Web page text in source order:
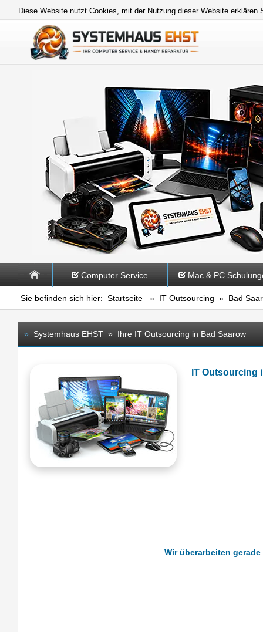
Diese Website nutzt Cookies, mit der Nutzung dieser Website
Computer Service Mac & PC
Sie befinden sich hier: Startseite » IT Outsourcing » Bad
» Systemhaus EHST » Ihre IT Outsourcing in Bad Saarow
IT Outsourcing
Wir überarbeiten